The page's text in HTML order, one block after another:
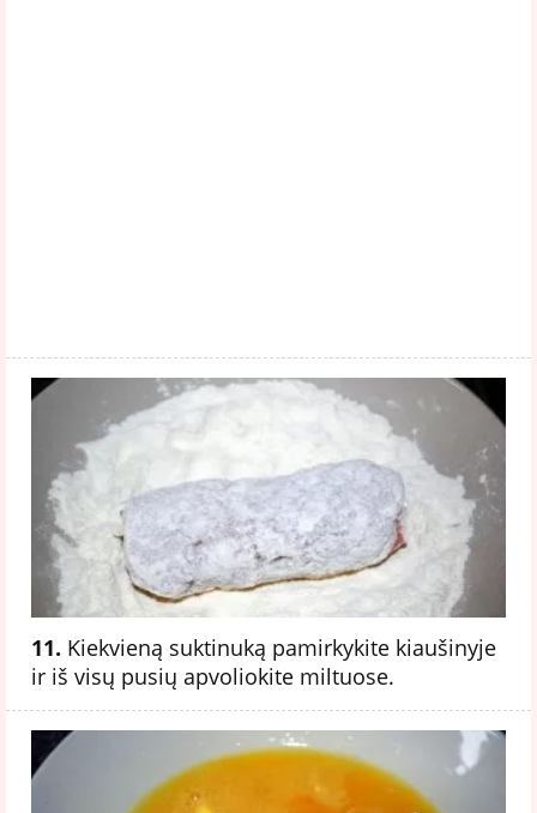
11. Kiekvieną suktinuką pamirkykite kiaušinyje
ir iš visų pusių apvoliokite miltuose.